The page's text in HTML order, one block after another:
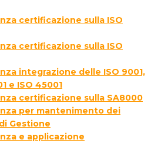
certificazione sulla ISO
certificazione sulla ISO
integrazione delle ISO 9001,
e ISO 45001
certificazione sulla SA8000
per mantenimento dei
Gestione
e applicazione